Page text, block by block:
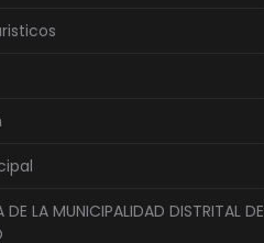
DE LA MUNICIPALIDAD DISTRITAL DE